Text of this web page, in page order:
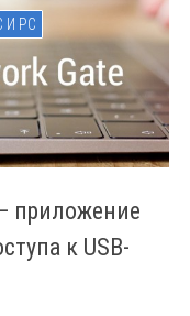
PC
приложение
к USB-